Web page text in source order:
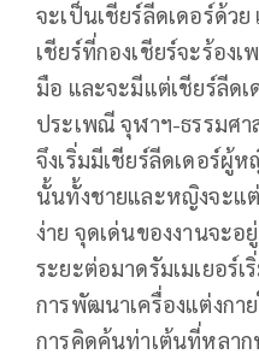
จะเป็นเชียร์ลีดเดอร์ด้ว
เชียร์ที่กองเชียร์จะร้อง
มือ และจะมีแต่เชียร์ลีด
ประเพณี จุฬาฯ-ธรรมศ
จึงเริ่มมีเชียร์ลีดเดอร์ผู้
นั้นทั้งชายและหญิงจะแ
ง่าย จุดเด่นของงานจะอ
ระยะต่อมาดรัมเมเยอร์เ
การพัฒนาเครื่องแต่งกา
การคิดค้นท่าเต้นที่หลา